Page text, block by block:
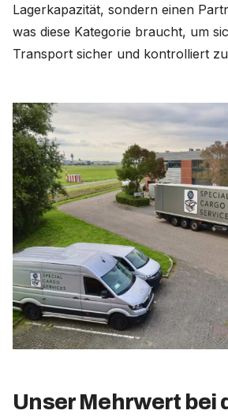
Lagerkapazität, sondern einen
was diese Kategorie braucht, um
Transport sicher und kontrolliert
Unser Mehrwert bei